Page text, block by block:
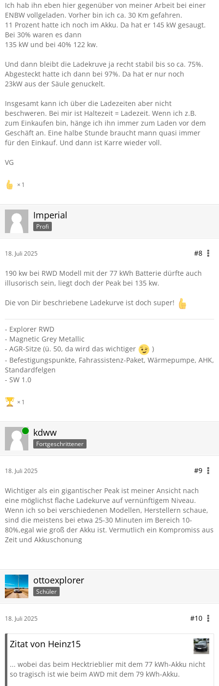
Ich hab ihn eben hier gegenüber von meiner Arbeit bei einer
ENBW vollgeladen. Vorher bin ich ca. 30 Km gefahren.
11 Prozent hatte ich noch im Akku. Da hat er 145 kW gesaugt.
Bei 30% waren es dann
135 kW und bei 40% 122 kw.
Und dann bleibt die Ladekruve ja recht stabil bis so ca. 75%.
Abgesteckt hatte ich dann bei 97%. Da hat er nur noch
23kW aus der Säule genuckelt.
Insgesamt kann ich über die Ladezeiten aber nicht
beschweren. Bei mir ist Haltezeit = Ladezeit. Wenn ich z.B.
zum Einkaufen bin, hänge ich ihn immer zum Laden vor dem
Geschäft an. Eine halbe Stunde braucht mann quasi immer
für den Einkauf. Und dann ist Karre wieder voll.
VG
1
Imperial
Profi
18. Juli 2025 #8
190 kw bei RWD Modell mit der 77 kWh Batterie dürfte auch
illusorisch sein, liegt doch der Peak bei 135 kw.
Die von Dir beschriebene Ladekurve ist doch super!
- Explorer RWD
- Magnetic Grey Metallic
- AGR-Sitze (ü. 50, da wird das wichtiger
)
- Befestigungspunkte, Fahrassistenz-Paket, Wärmepumpe, AHK,
Standardfelgen
- SW 1.0
1
Online kdww
Fortgeschrittener
18. Juli 2025 #9
Wichtiger als ein gigantischer Peak ist meiner Ansicht nach
eine möglichst flache Ladekurve auf vernünftigem Niveau.
Wenn ich so bei verschiedenen Modellen, Herstellern schaue,
sind die meistens bei etwa 25-30 Minuten im Bereich 10-
80%,egal wie groß der Akku ist. Vermutlich ein Kompromiss aus
Zeit und Akkuschonung
ottoexplorer
Schüler
18. Juli 2025 #10
Zitat von Heinz15
... wobei das beim Hecktrieblier mit dem 77 kWh-Akku nicht
so tragisch ist wie beim AWD mit dem 79 kWh-Akku.